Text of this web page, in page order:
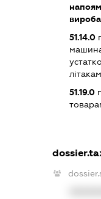
51.14.0
51.19.0